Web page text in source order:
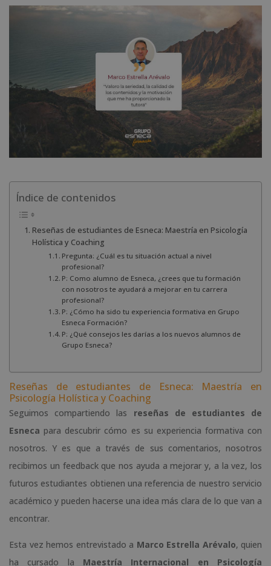
Índice de contenidos
Reseñas de estudiantes de Esneca: Maestría en Psicología
Holística y Coaching
Pregunta: ¿Cuál es tu situación actual a nivel
profesional?
P: Como alumno de Esneca, ¿crees que tu formación
con nosotros te ayudará a mejorar en tu carrera
profesional?
P: ¿Cómo ha sido tu experiencia formativa en Grupo
Esneca Formación?
P: ¿Qué consejos les darías a los nuevos alumnos de
Grupo Esneca?
Reseñas de estudiantes de Esneca: Maestría en
Psicología Holística y Coaching
Seguimos compartiendo las reseñas de estudiantes de
Esneca para descubrir cómo es su experiencia formativa con
nosotros. Y es que a través de sus comentarios, nosotros
recibimos un feedback que nos ayuda a mejorar y, a la vez, los
futuros estudiantes obtienen una referencia de nuestro servicio
académico y pueden hacerse una idea más clara de lo que van a
encontrar.
Esta vez hemos entrevistado a Marco Estrella Arévalo, quien
ha cursado la Maestría Internacional en Psicología